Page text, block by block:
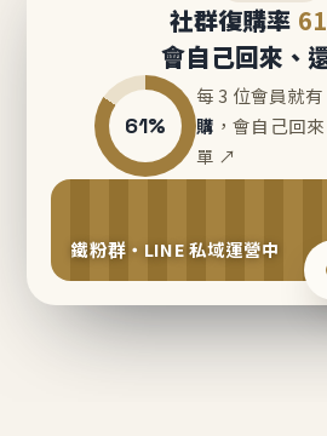
社群復購率
會自己回來、
61%
每 3 位會員就
購 ，會自己回
單 ↗
鐵粉群・LINE 私域運營中